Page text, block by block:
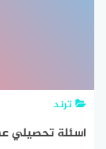
ترند
اسئلة تحصيلي